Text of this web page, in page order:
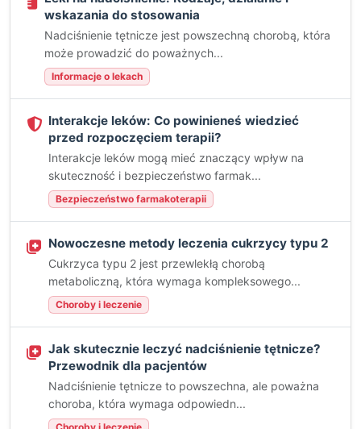
wskazania do stosowania
Nadciśnienie tętnicze jest powszechną chorobą, która
może prowadzić do poważnych...
Informacje o lekach
Interakcje leków: Co powinieneś wiedzieć
przed rozpoczęciem terapii?
Interakcje leków mogą mieć znaczący wpływ na
skuteczność i bezpieczeństwo farmak...
Bezpieczeństwo farmakoterapii
Nowoczesne metody leczenia cukrzycy typu 2
Cukrzyca typu 2 jest przewlekłą chorobą
metaboliczną, która wymaga kompleksowego...
Choroby i leczenie
Jak skutecznie leczyć nadciśnienie tętnicze?
Przewodnik dla pacjentów
Nadciśnienie tętnicze to powszechna, ale poważna
choroba, która wymaga odpowiedn...